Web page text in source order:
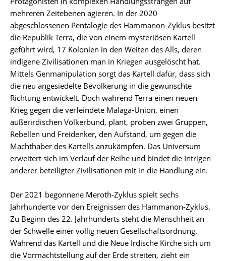
mehreren Zeitebenen agieren. In der 2020
abgeschlossenen Pentalogie des Hammanon-Zyklus besitzt
die Republik Terra, die von einem mysteriösen Kartell
geführt wird, 17 Kolonien in den Weiten des Alls, deren
indigene Zivilisationen man in Kriegen ausgelöscht hat.
Mittels Genmanipulation sorgt das Kartell dafür, dass sich
die neu angesiedelte Bevölkerung in die gewünschte
Richtung entwickelt. Doch während Terra einen neuen
Krieg gegen die verfeindete Malaga-Union, einen
außerirdischen Völkerbund, plant, proben zwei Gruppen,
Rebellen und Freidenker, den Aufstand, um gegen die
Machthaber des Kartells anzukämpfen. Das Universum
erweitert sich im Verlauf der Reihe und bindet die Intrigen
anderer beteiligter Zivilisationen mit in die Handlung ein.
Der 2021 begonnene Meroth-Zyklus spielt sechs
Jahrhunderte vor den Ereignissen des Hammanon-Zyklus.
Zu Beginn des 22. Jahrhunderts steht die Menschheit an
der Schwelle einer völlig neuen Gesellschaftsordnung.
Während das Kartell und die Neue Irdische Kirche sich um
die Vormachtstellung auf der Erde streiten, zieht ein